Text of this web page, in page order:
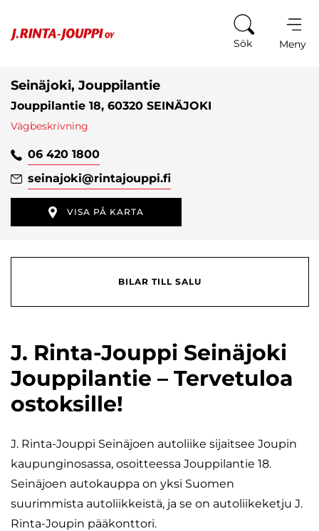
Sök Meny
Seinäjoki, Jouppilantie
Jouppilantie 18, 60320 SEINÄJOKI
Vägbeskrivning
06 420 1800
seinajoki@rintajouppi.fi
VISA PÅ KARTA
BILAR TILL SALU
J. Rinta-Jouppi Seinäjoki
Jouppilantie – Tervetuloa
ostoksille!
J. Rinta-Jouppi Seinäjoen autoliike sijaitsee Joupin
kaupunginosassa, osoitteessa Jouppilantie 18.
Seinäjoen autokauppa on yksi Suomen
suurimmista autoliikkeistä, ja se on autoliikeketju J.
Rinta-Joupin pääkonttori.